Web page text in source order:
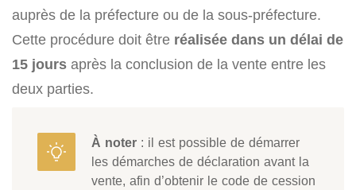
auprès de la préfecture ou de la sous-préfecture.
Cette procédure doit être réalisée dans un délai de
15 jours après la conclusion de la vente entre les
deux parties.
À noter : il est possible de démarrer
les démarches de déclaration avant la
vente, afin d’obtenir le code de cession